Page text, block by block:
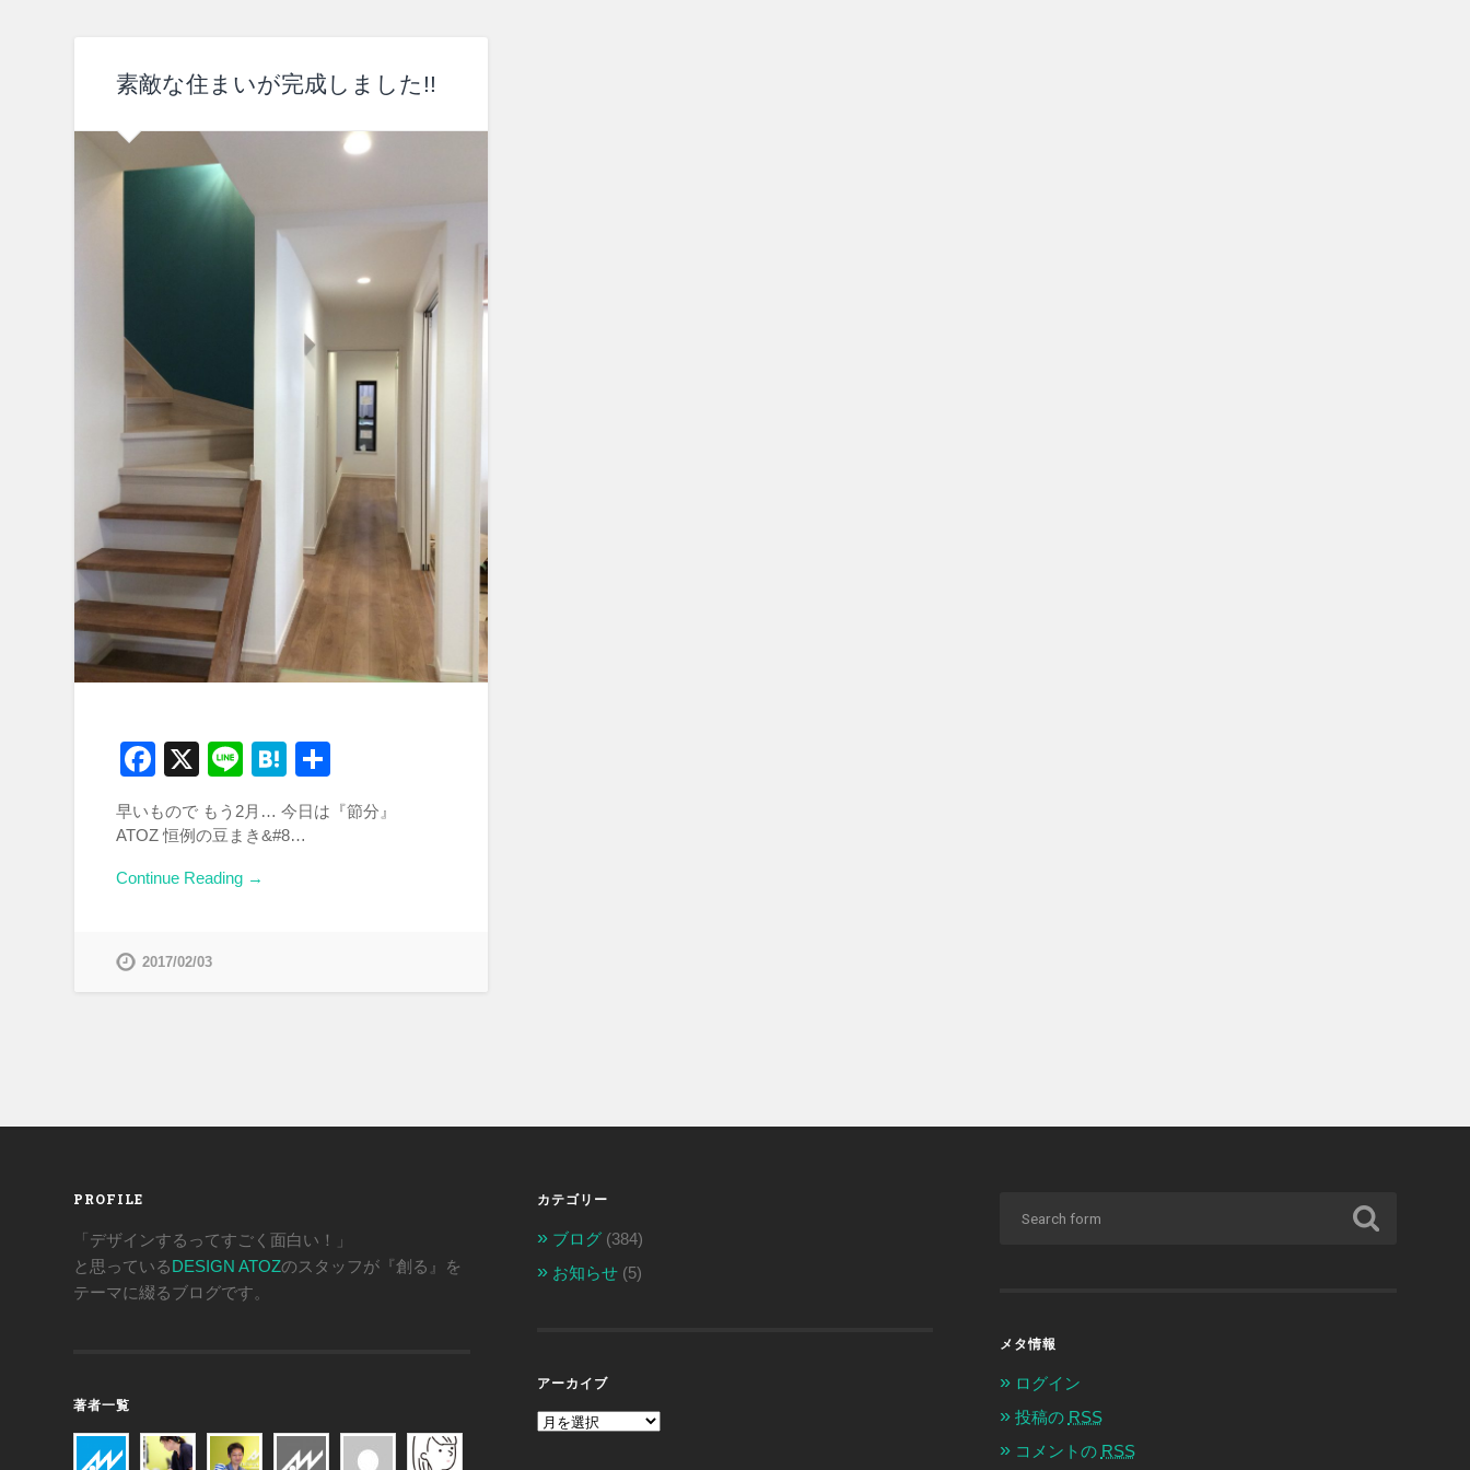
素敵な住まいが完成しました!!
Facebook
X LineHatena
有
早いもので もう2月… 今日は『節分』
ATOZ 恒例の豆まき&#8…
Continue Reading →
2017/02/03
PROFILE
「デザインするってすごく面白い！」
と思っているDESIGN ATOZのスタッフが『創る』を
テーマに綴るブログです。
著者一覧
カテゴリー
ブログ(384)
お知らせ(5)
アーカイブ
ア
ー
メタ情報
ログイン
投稿の RSS
コメントの RSS